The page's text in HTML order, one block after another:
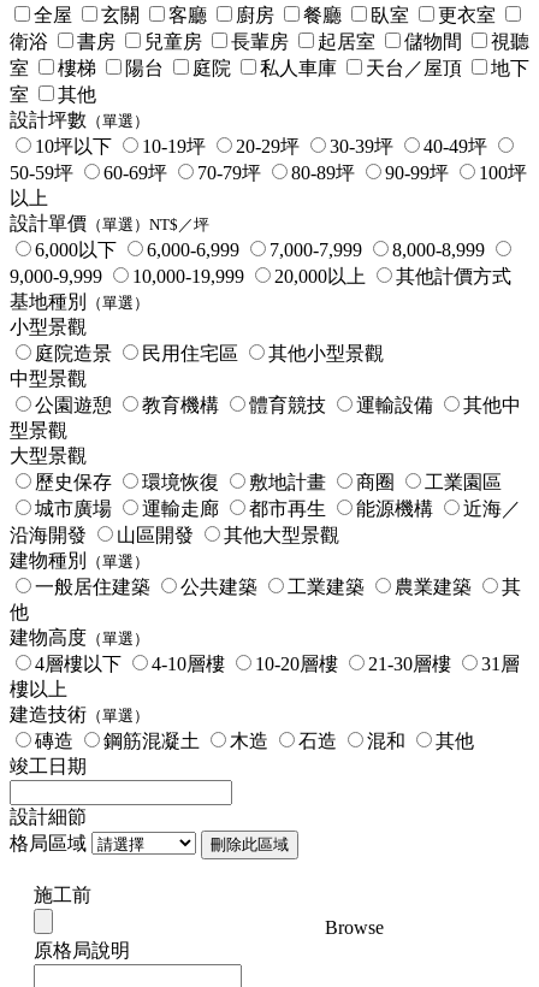
全屋 玄關 客廳 廚房 餐廳 臥室
更衣室
衛浴
書房 兒童房 長輩房 起居室 儲物間
視聽
室
樓梯 陽台 庭院 私人車庫 天台／屋頂
地下
室
其他
設計坪數 （單選）
10坪以下 10-19坪 20-29坪 30-39坪
40-49坪
50-59坪
60-69坪 70-79坪 80-89坪 90-99坪
100坪
以上
設計單價 （單選）NT$／坪
6,000以下 6,000-6,999 7,000-7,999
8,000-8,999
9,000-9,999
10,000-19,999 20,000以上
其他計價方式
基地種別
（單選）
小型景觀
庭院造景
民用住宅區
其他小型景觀
中型景觀
公園遊憩
教育機構 體育競技 運輸設備
其他中
型景觀
大型景觀
歷史保存
環境恢復 敷地計畫 商圈
工業園區
城市廣場
運輸走廊 都市再生 能源機構
近海／
沿海開發
山區開發
其他大型景觀
建物種別
（單選）
一般居住建築 公共建築 工業建築 農業建築
其
他
建物高度 （單選）
4層樓以下 4-10層樓 10-20層樓 21-30層樓
31層
樓以上
建造技術 （單選）
磚造 鋼筋混凝土 木造 石造 混和
其他
竣工日期
設計細節
格局區域
刪除此區域
施工前
Browse
原格局說明